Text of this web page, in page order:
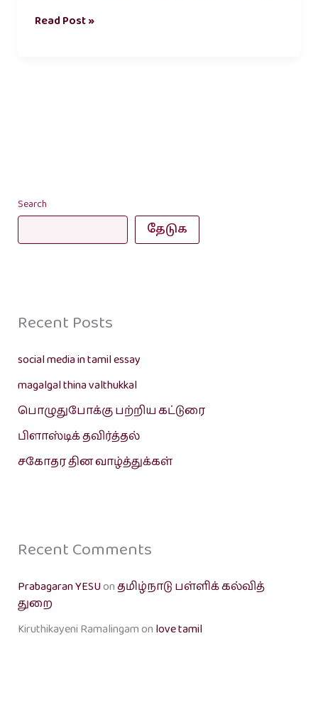
Read Post »
Search
தேடுக
Recent Posts
social media in tamil essay
magalgal thina valthukkal
பொழுதுபோக்கு பற்றிய கட்டுரை
பிளாஸ்டிக் தவிர்த்தல்
சகோதர தின வாழ்த்துக்கள்
Recent Comments
Prabagaran YESUonதமிழ்நாடு பள்ளிக் கல்வித்
துறை
Kiruthikayeni Ramalingamon love tamil